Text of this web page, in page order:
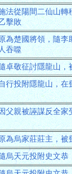
法從陽間二仙山轉
擊敗
為楚國將領，隨
吞噬
卓敬征討隱龍山，
行投附隱龍山，在
父親被誣謀反全家
為烏家莊莊主，被
烏天元投附史文恭